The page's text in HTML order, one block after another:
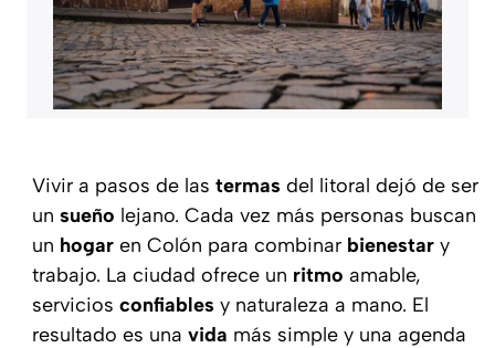
Vivir a pasos de las termas del litoral dejó de ser
un sueño lejano. Cada vez más personas buscan
un hogar en Colón para combinar bienestar y
trabajo. La ciudad ofrece un ritmo amable,
servicios confiables y naturaleza a mano. El
resultado es una vida más simple y una agenda